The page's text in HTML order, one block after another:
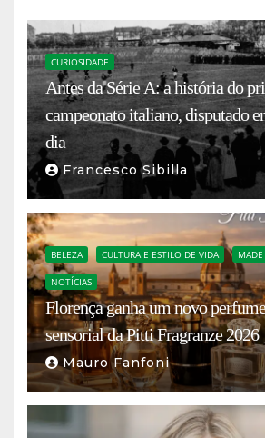
CURIOSIDADE
Antes da Série A: a história do
campeonato italiano, disputado
dia
Francesco Sibilla
BELEZA CULTURA E ESTILO DE VIDA
NOTÍCIAS
Florença ganha um novo
sensorial da Pitti Fragranze 2026
Mauro Fanfoni